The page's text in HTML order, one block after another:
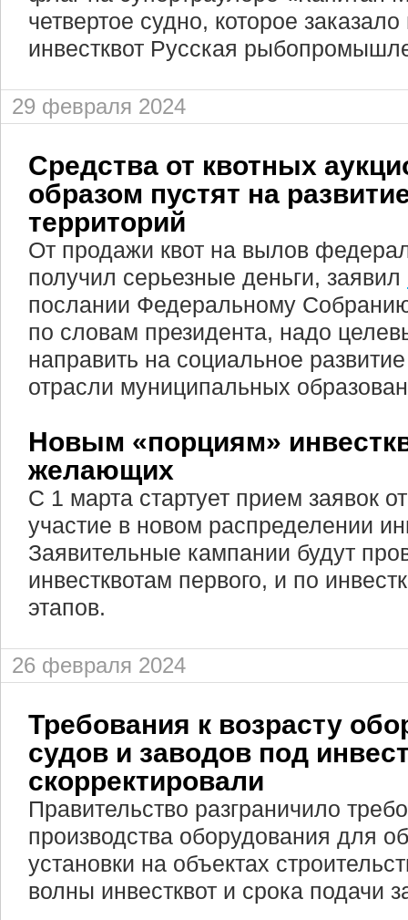
четвертое судно, которое
инвестквот Русская
29 февраля 2024
Средства от квотных
образом пустят на
территорий
От продажи квот на вылов
получил серьезные деньги, заявил
послании Федеральному
по словам президента, надо
направить на социальное
отрасли муниципальных
Новым «порциям»
желающих
С 1 марта стартует прием заявок
участие в новом распределении
Заявительные кампании будут
инвестквотам первого, и по
этапов.
26 февраля 2024
Требования к возрасту
судов и заводов под
скорректировали
Правительство разграничило
производства оборудования для
установки на объектах
волны инвестквот и срока подачи